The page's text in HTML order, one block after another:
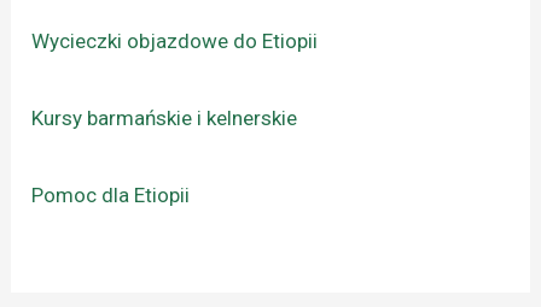
Wycieczki objazdowe do Etiopii
Kursy barmańskie i kelnerskie
Pomoc dla Etiopii